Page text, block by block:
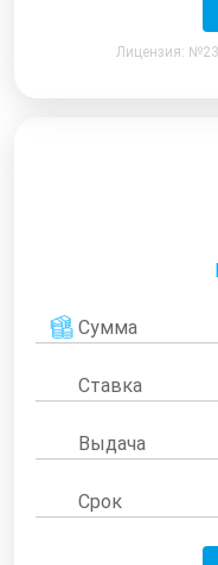
Лицензия:
Сумма
Ставка
Выдача
Срок